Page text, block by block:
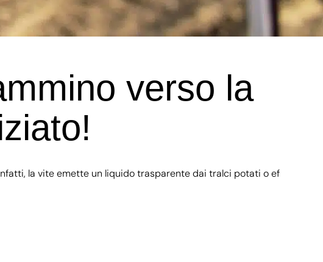
verso la
la vite emette un liquido trasparente dai tralci potati o ef